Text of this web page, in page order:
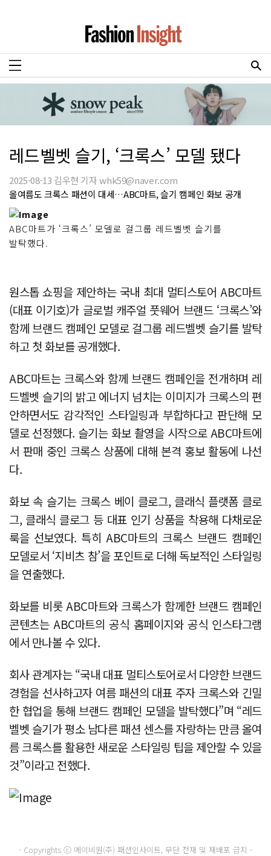
레드벨벳 슬기, ‘크록스’ 모델 됐다
2025-08-13 김우현 기자 whk59@naver.com
올여름도 크록스 패션이 대세…ABC마트, 슬기 캠페인 화보 공개
ABC마트가 ‘크록스’ 모델로 걸그룹 레드벨벳 슬기를
발탁했다.
원스톱 쇼핑을 제안하는 국내 최대 멀티스토어 ABC마트
(대표 이기호)가 글로벌 캐주얼 풋웨어 브랜드 ‘크록스’와
함께 브랜드 캠페인 모델로 걸그룹 레드벨벳 슬기를 발탁
하고 첫 화보를 공개했다.
ABC마트는 크록스와 함께 브랜드 캠페인을 전개하며 레
드벨벳 슬기의 밝고 에너지 넘치는 이미지가 크록스의 편
안하면서도 감각적인 스타일링과 부합하다고 판단해 모
델로 선정했다. 슬기는 화보 촬영을 시작으로 ABC마트에
서 판매 중인 크록스 상품에 대해 본격 홍보 활동에 나선
다.
화보 속 슬기는 크록스 베이 클로그, 클래식 플랫폼 클로
그, 클래식 클로그 등 대표 인기 상품을 착용해 다채로운
룩을 선보였다. 특히 ABC마트의 크록스 브랜드 캠페인
모델로서 ‘지비츠 참’을 포인트로 더해 독보적인 스타일링
을 연출했다.
화보를 비롯 ABC마트와 크록스가 함께한 브랜드 캠페인
콘텐츠는 ABC마트의 공식 홈페이지와 공식 인스타그램
에서 만나볼 수 있다.
회사 관계자는 “국내 대표 멀티스토어로서 다양한 브랜드
경험을 선사하고자 여름 패션의 대표 주자 크록스와 긴밀
한 협업을 통해 브랜드 캠페인 모델을 발탁했다”며 “레드
벨벳 슬기가 평소 남다른 패션 센스를 자랑하는 만큼 올여
름 크록스를 활용한 새로운 스타일링 팁을 제안할 수 있을
것”이라고 전했다.
- Copyrights ⓒ 메이비원(주) 패션인사이트, 무단 전재 및 재배포 금지 -